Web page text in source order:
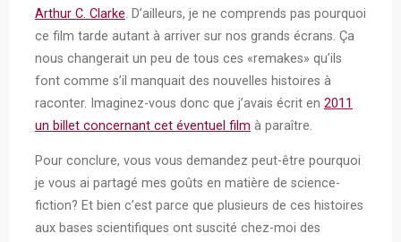
Arthur C. Clarke. D’ailleurs, je ne comprends pas pourquoi
ce film tarde autant à arriver sur nos grands écrans. Ça
nous changerait un peu de tous ces «remakes» qu’ils
font comme s’il manquait des nouvelles histoires à
raconter. Imaginez-vous donc que j’avais écrit en 2011
un billet concernant cet éventuel film à paraître.
Pour conclure, vous vous demandez peut-être pourquoi
je vous ai partagé mes goûts en matière de science-
fiction? Et bien c’est parce que plusieurs de ces histoires
aux bases scientifiques ont suscité chez-moi des